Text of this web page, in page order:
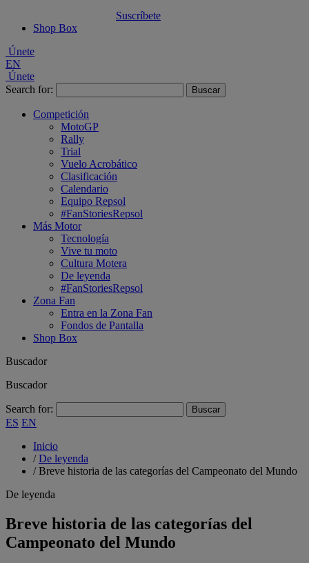
Suscríbete
Shop Box
Únete
EN
Únete
Search for:
Competición
MotoGP
Rally
Trial
Vuelo Acrobático
Clasificación
Calendario
Equipo Repsol
#FanStoriesRepsol
Más Motor
Tecnología
Vive tu moto
Cultura Motera
De leyenda
#FanStoriesRepsol
Zona Fan
Entra en la Zona Fan
Fondos de Pantalla
Shop Box
Buscador
Buscador
Search for:
ES EN
Inicio
/De leyenda
/Breve historia de las categorías del Campeonato del Mundo
De leyenda
Breve historia de las categorías del
Campeonato del Mundo